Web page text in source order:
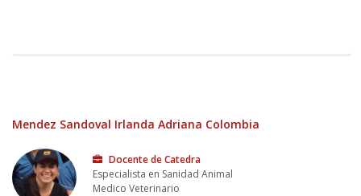
Mendez Sandoval Irlanda Adriana Colombia
Docente de Catedra
Especialista en Sanidad Animal
Medico Veterinario